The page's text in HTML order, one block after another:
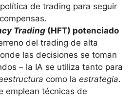
de trading para seguir
Trading (HFT) potenciado
del trading de alta
las decisiones se toman
– la IA se utiliza tanto para
como la estrategia.
emplean técnicas de